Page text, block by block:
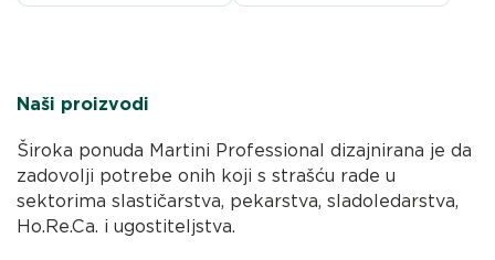
Naši proizvodi
Široka ponuda Martini Professional dizajnirana je da
zadovolji potrebe onih koji s strašću rade u
sektorima slastičarstva, pekarstva, sladoledarstva,
Ho.Re.Ca. i ugostiteljstva.